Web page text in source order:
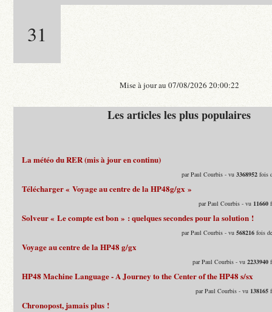
31
Mise à jour au 07/08/2026 20:00:22
Les articles les plus populaires
La météo du RER (mis à jour en continu)
par Paul Courbis - vu3368952 fois
Télécharger « Voyage au centre de la HP48g/gx »
par Paul Courbis - vu 11660
Solveur « Le compte est bon » : quelques secondes pour la solution !
par Paul Courbis - vu568216 fois
Voyage au centre de la HP48 g/gx
par Paul Courbis - vu2233940
HP48 Machine Language - A Journey to the Center of the HP48 s/sx
par Paul Courbis - vu 138165
Chronopost, jamais plus !